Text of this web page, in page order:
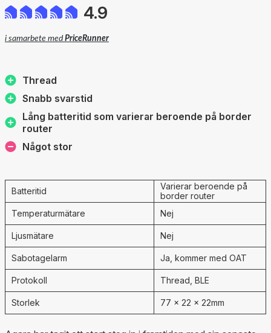
4.9
i samarbete med PriceRunner
Thread
Snabb svarstid
Lång batteritid som varierar beroende på border
router
Något stor
Batteritid
Varierar beroende på
border router
Temperaturmätare
Nej
Ljusmätare Nej
Sabotagelarm Ja, kommer med OAT
Protokoll Thread, BLE
Storlek 77 × 22 × 22mm